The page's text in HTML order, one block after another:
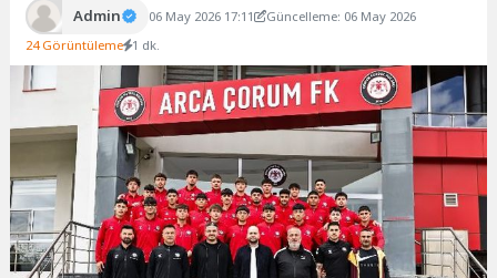
Admin 06 May 2026 17:11
Güncelleme: 06 May 2026
24 Görüntüleme 1 dk.